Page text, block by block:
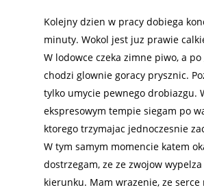
Kolejny dzien w pracy dobiega
minuty. Wokol jest juz prawie
W lodowce czeka zimne piwo, a
chodzi glownie goracy prysznic.
tylko umycie pewnego drobiazgu.
ekspresowym tempie siegam po
ktorego trzymajac jednoczesnie
W tym samym momencie katem
dostrzegam, ze ze zwojow
kierunku. Mam wrazenie, ze serce